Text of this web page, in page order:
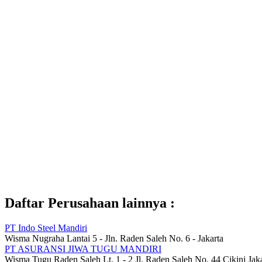
Daftar Perusahaan lainnya :
PT Indo Steel Mandiri
Wisma Nugraha Lantai 5 - Jln. Raden Saleh No. 6 - Jakarta
PT ASURANSI JIWA TUGU MANDIRI
Wisma Tugu Raden Saleh Lt. 1 - 2 Jl. Raden Saleh No. 44 Cikini